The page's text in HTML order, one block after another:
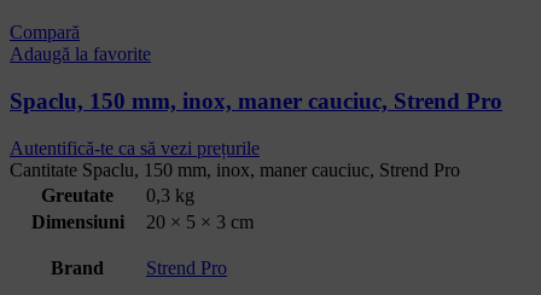
Compară
Adaugă la favorite
Spaclu, 150 mm, inox, maner cauciuc, Strend Pro
Autentifică-te ca să vezi prețurile
Cantitate Spaclu, 150 mm, inox, maner cauciuc, Strend Pro
Greutate
0,3 kg
Dimensiuni
20 × 5 × 3 cm
Brand Strend Pro